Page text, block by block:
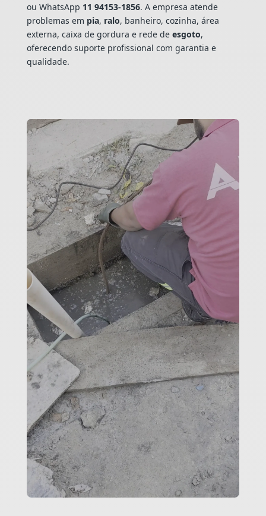
ou WhatsApp 11 94153-1856. A empresa atende
problemas em pia, ralo, banheiro, cozinha, área
externa, caixa de gordura e rede de esgoto,
oferecendo suporte profissional com garantia e
qualidade.